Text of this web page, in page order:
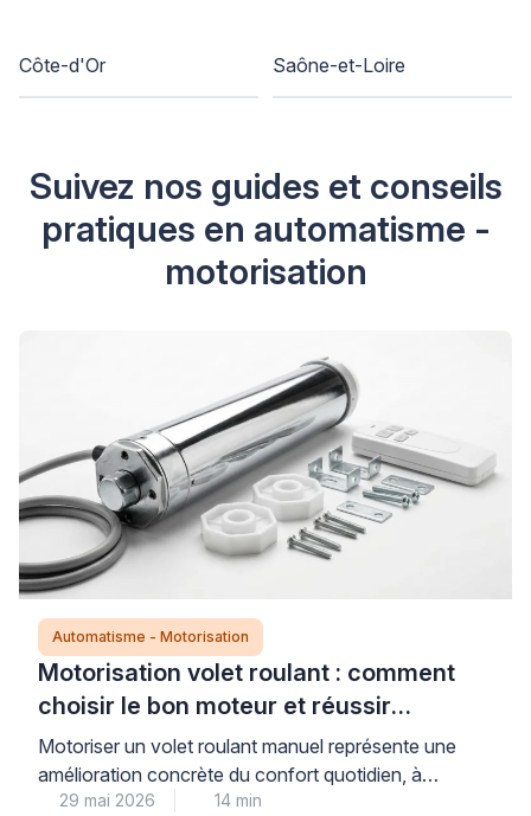
Côte-d'Or Saône-et-Loire
Suivez nos guides et conseils
pratiques en automatisme -
motorisation
Automatisme - Motorisation
Motorisation volet roulant : comment
choisir le bon moteur et réussir
l’installation
Motoriser un volet roulant manuel représente une
amélioration concrète du confort quotidien, à
condition de sélectionner un moteur parfaitement
29 mai 2026 14 min